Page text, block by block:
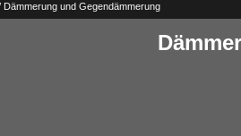
Dämmerung und Gegendämmerung